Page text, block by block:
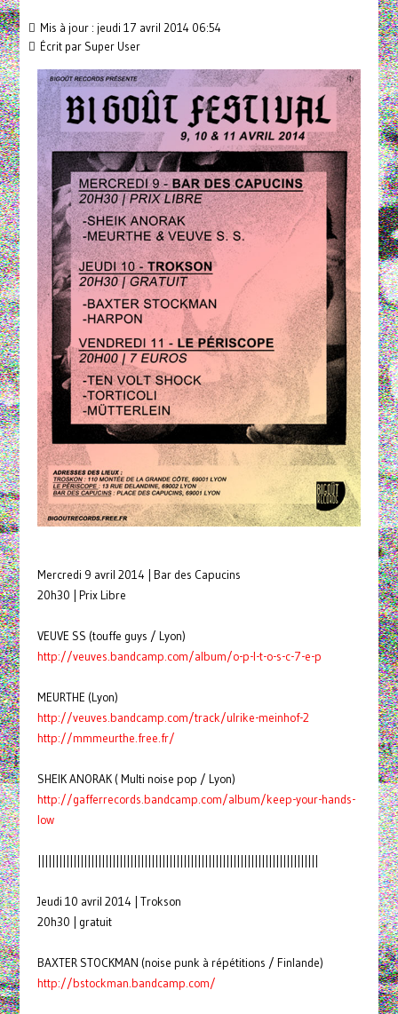
Mis à jour : jeudi 17 avril 2014 06:54
Écrit par Super User
Mercredi 9 avril 2014 | Bar des Capucins
20h30 | Prix Libre
VEUVE SS (touffe guys / Lyon)
http://veuves.bandcamp.com/album/o-p-l-t-o-s-c-7-e-p
MEURTHE (Lyon)
http://veuves.bandcamp.com/track/ulrike-meinhof-2
http://mmmeurthe.free.fr/
SHEIK ANORAK ( Multi noise pop / Lyon)
http://gafferrecords.bandcamp.com/album/keep-your-hands-
low
Jeudi 10 avril 2014 | Trokson
20h30 | gratuit
BAXTER STOCKMAN (noise punk à répétitions / Finlande)
http://bstockman.bandcamp.com/